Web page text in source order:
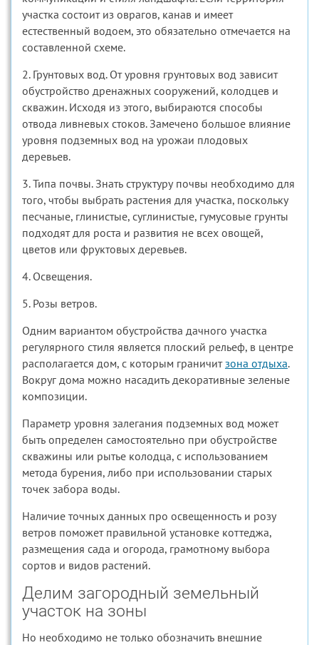
участка состоит из оврагов, канав и имеет
естественный водоем, это обязательно отмечается на
составленной схеме.
2. Грунтовых вод. От уровня грунтовых вод зависит
обустройство дренажных сооружений, колодцев и
скважин. Исходя из этого, выбираются способы
отвода ливневых стоков. Замечено большое влияние
уровня подземных вод на урожаи плодовых
деревьев.
3. Типа почвы. Знать структуру почвы необходимо для
того, чтобы выбрать растения для участка, поскольку
песчаные, глинистые, суглинистые, гумусовые грунты
подходят для роста и развития не всех овощей,
цветов или фруктовых деревьев.
4. Освещения.
5. Розы ветров.
Одним вариантом обустройства дачного участка
регулярного стиля является плоский рельеф, в центре
располагается дом, с которым граничитзона отдыха.
Вокруг дома можно насадить декоративные зеленые
композиции.
Параметр уровня залегания подземных вод может
быть определен самостоятельно при обустройстве
скважины или рытье колодца, с использованием
метода бурения, либо при использовании старых
точек забора воды.
Наличие точных данных про освещенность и розу
ветров поможет правильной установке коттеджа,
размещения сада и огорода, грамотному выбора
сортов и видов растений.
Делим загородный земельный
участок на зоны
Но необходимо не только обозначить внешние